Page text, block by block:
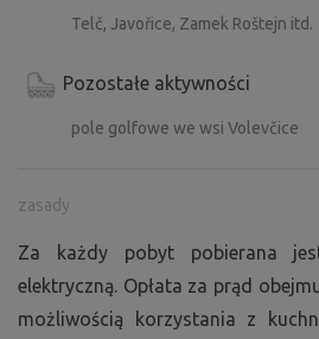
Telč, Javořice, Zamek Roštejn itd.
Pozostałe aktywności
pole golfowe we wsi Volevčice
zasady
Za każdy pobyt pobierana
elektryczną. Opłata za prąd
możliwością korzystania z